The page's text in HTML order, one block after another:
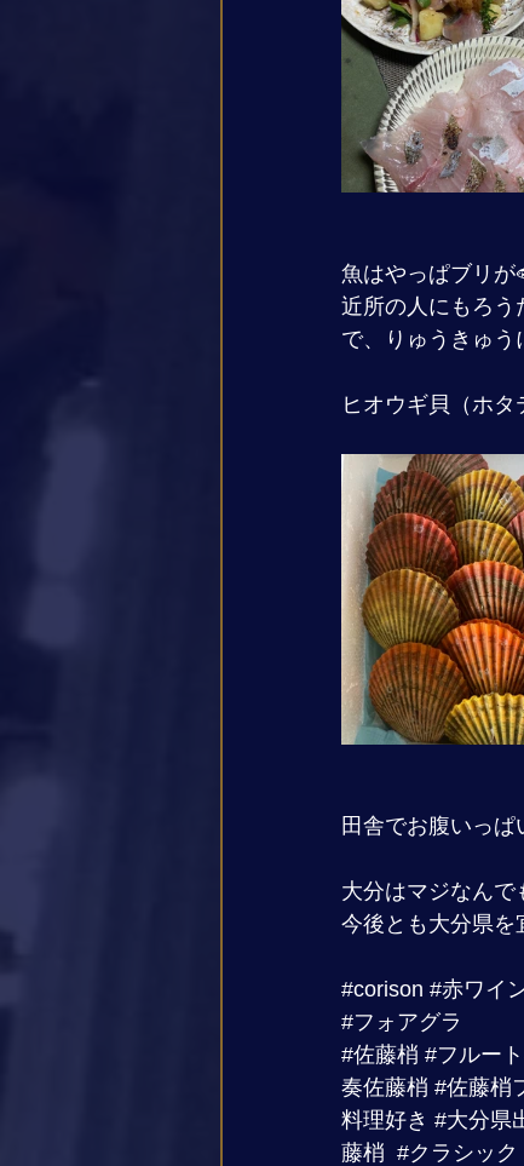
魚はやっぱブリが
近所の人にもろう
で、りゅうきゅう
ヒオウギ貝（ホタ
田舎でお腹いっ
大分はマジなんで
今後とも大分県を
#corison #赤ワイ
#フォアグラ
#佐藤梢 #フルー
奏佐藤梢 #佐藤梢
料理好き #大分県
藤梢 #クラシック